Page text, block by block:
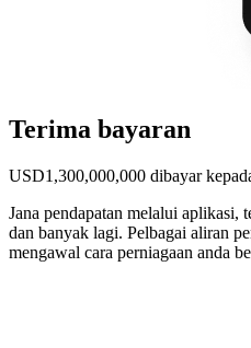
Terima bayaran
USD1,300,000,000 dibayar
Jana pendapatan melalui aplikasi,
dan banyak lagi. Pelbagai aliran
mengawal cara perniagaan anda